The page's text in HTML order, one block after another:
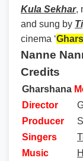
Kula Sekhar,
and sung by
cinema ‘
Nanne
Credits
Gharshana
Director
Producer
Singers
Music